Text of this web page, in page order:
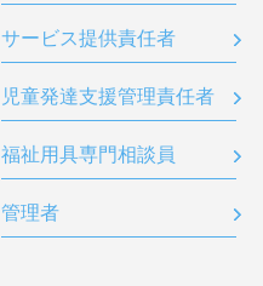
サービス提供責任者
児童発達支援管理責任者
福祉用具専門相談員
管理者